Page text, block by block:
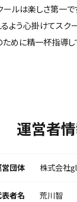
ルは楽しさ第一で
るよう心掛けてスク
めに精一杯指導し
運営者
団体 株式会社
者名 荒川智